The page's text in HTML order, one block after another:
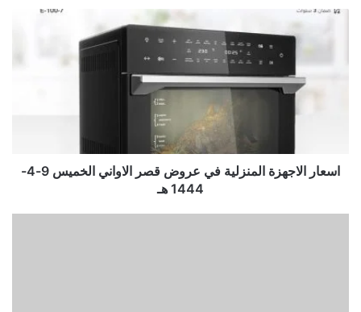
اسعار الاجهزة المنزلية في عروض قصر الاواني الخميس 9-4-
1444 هـ